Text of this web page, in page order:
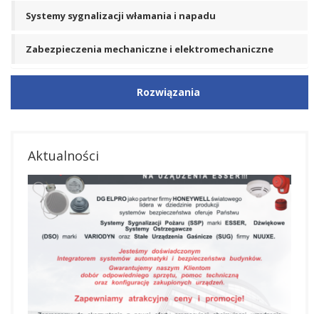
Systemy sygnalizacji włamania i napadu
Zabezpieczenia mechaniczne i elektromechaniczne
Rozwiązania
Aktualności